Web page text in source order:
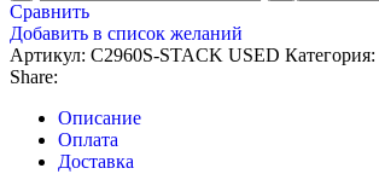
Сравнить
Добавить в список желаний
Артикул: C2960S-STACK USED Категория:
Share:
Описание
Оплата
Доставка